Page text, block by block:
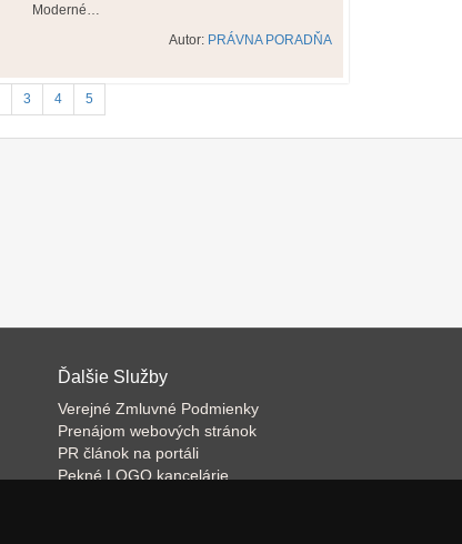
Moderné…
Autor: PRÁVNA PORADŇA
3 4 5
Ďalšie Služby
Verejné Zmluvné Podmienky
Prenájom webových stránok
PR článok na portáli
Pekné LOGO kancelárie